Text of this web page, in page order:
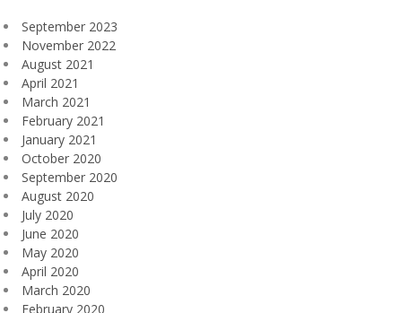
September 2023
November 2022
August 2021
April 2021
March 2021
February 2021
January 2021
October 2020
September 2020
August 2020
July 2020
June 2020
May 2020
April 2020
March 2020
February 2020